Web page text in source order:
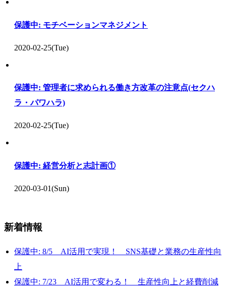
保護中: モチベーションマネジメント
2020-02-25(Tue)
保護中: 管理者に求められる働き方改革の注意点(セクハ
ラ・パワハラ)
2020-02-25(Tue)
保護中: 経営分析と志計画①
2020-03-01(Sun)
新着情報
保護中: 8/5 AI活用で実現！ SNS基礎と業務の生産性向
上
保護中: 7/23 AI活用で変わる！ 生産性向上と経費削減